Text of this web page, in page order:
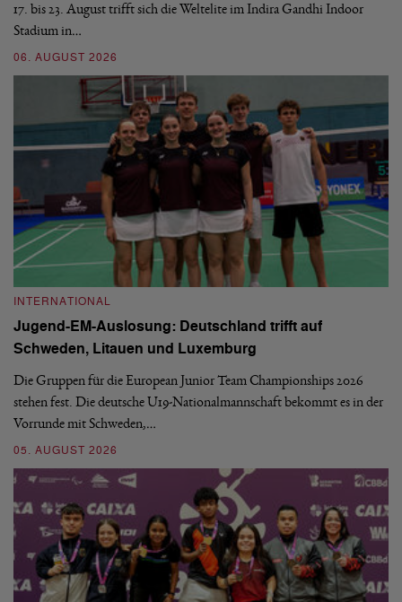
17. bis 23. August trifft sich die Weltelite im Indira Gandhi Indoor
Stadium in…
06. AUGUST 2026
INTERNATIONAL
Jugend-EM-Auslosung: Deutschland trifft auf
Schweden, Litauen und Luxemburg
Die Gruppen für die European Junior Team Championships 2026
stehen fest. Die deutsche U19-Nationalmannschaft bekommt es in der
Vorrunde mit Schweden,…
05. AUGUST 2026